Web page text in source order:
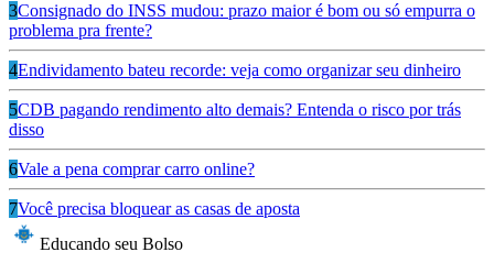
3Consignado do INSS mudou: prazo maior é bom ou só empurra o
problema pra frente?
4Endividamento bateu recorde: veja como organizar seu dinheiro
5CDB pagando rendimento alto demais? Entenda o risco por trás
disso
6Vale a pena comprar carro online?
7Você precisa bloquear as casas de aposta
Educando seu Bolso